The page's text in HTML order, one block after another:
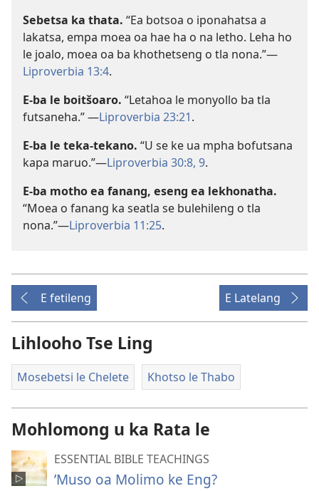
Sebetsa ka thata. “Ea botsoa o iponahatsa a
lakatsa, empa moea oa hae ha o na letho. Leha ho
le joalo, moea oa ba khothetseng o tla nona.”—
Liproverbia 13:4.
E-ba le boitšoaro. “Letahoa le monyollo ba tla
futsaneha.” —Liproverbia 23:21.
E-ba le teka-tekano. “U se ke ua mpha bofutsana
kapa maruo.”—Liproverbia 30:8, 9.
E-ba motho ea fanang, eseng ea lekhonatha.
“Moea o fanang ka seatla se bulehileng o tla
nona.”—Liproverbia 11:25.
E fetileng E Latelang
Lihlooho Tse Ling
Mosebetsi le Chelete Khotso le Thabo
Mohlomong u ka Rata le
ESSENTIAL BIBLE TEACHINGS
’Muso oa Molimo ke Eng?